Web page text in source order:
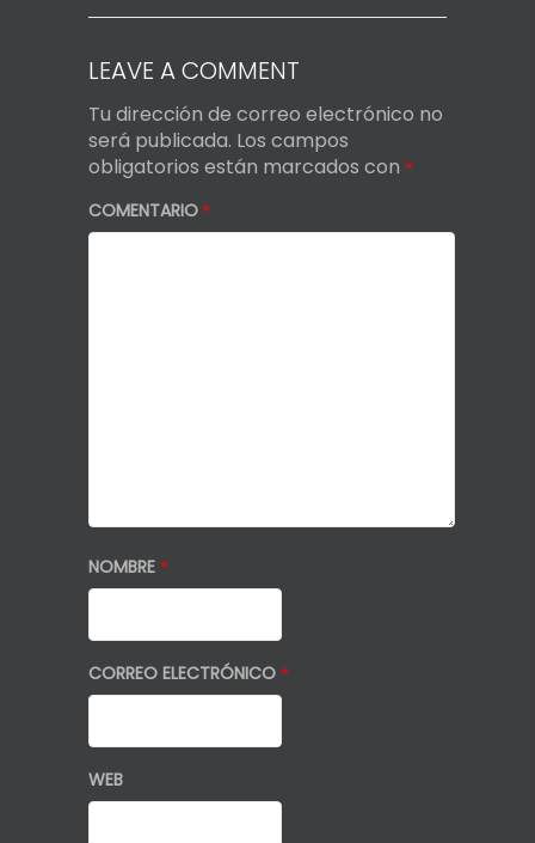
LEAVE A COMMENT
Tu dirección de correo electrónico no
será publicada. Los campos
obligatorios están marcados con *
COMENTARIO*
NOMBRE *
CORREO ELECTRÓNICO *
WEB